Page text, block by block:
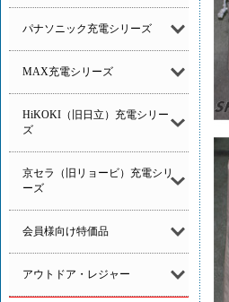
パナソニック充電シリーズ
MAX充電シリーズ
HiKOKI（旧日立）充電シリー
ズ
京セラ（旧リョービ）充電シリ
ーズ
会員様向け特価品
アウトドア・レジャー